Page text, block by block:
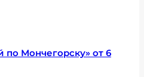
Мончегорску» от 6